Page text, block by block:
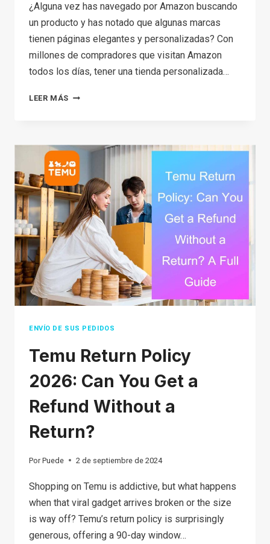
¿Alguna vez has navegado por Amazon buscando
un producto y has notado que algunas marcas
tienen páginas elegantes y personalizadas? Con
millones de compradores que visitan Amazon
todos los días, tener una tienda personalizada…
LEER MÁS CÓMO
TIENDA
EN
AMAZON:
GUÍA
PASO
A
PASO
ENVÍO DE SUS PEDIDOS
Temu Return Policy
2026: Can You Get a
Refund Without a
Return?
Por Puede 2 de septiembre de 2024
Shopping on Temu is addictive, but what happens
when that viral gadget arrives broken or the size
is way off? Temu’s return policy is surprisingly
generous, offering a 90-day window…